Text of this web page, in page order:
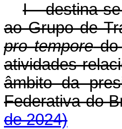
I - destina-
ao Grupo de
pro temporedo
atividades
âmbito da
Federativa
de 2024)